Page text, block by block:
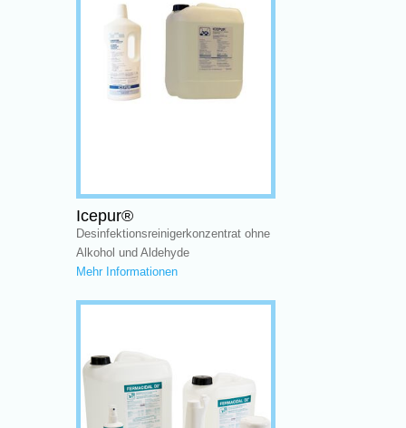
Icepur®
Desinfektionsreinigerkonzentrat ohne
Alkohol und Aldehyde
Mehr Informationen